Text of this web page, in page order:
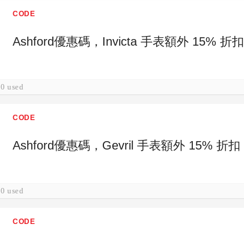
CODE
Ashford優惠碼，Invicta 手表額外 15% 折扣
0 used
CODE
Ashford優惠碼，Gevril 手表額外 15% 折扣
0 used
CODE